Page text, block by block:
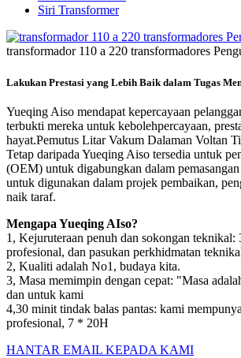
Siri Transformer
transformador 110 a 220 transformadores
Lakukan Prestasi yang Lebih Baik dalam Tugas
Yueqing Aiso mendapat kepercayaan
terbukti mereka untuk kebolehpercayaan,
hayat.Pemutus Litar Vakum Dalaman Voltan
Tetap daripada Yueqing Aiso tersedia untuk
(OEM) untuk digabungkan dalam
untuk digunakan dalam projek pembaikan,
naik taraf.
Mengapa Yueqing AIso?
1, Kejuruteraan penuh dan sokongan teknikal:
profesional, dan pasukan perkhidmatan
2, Kualiti adalah No1, budaya kita.
3, Masa memimpin dengan cepat: "Masa
dan untuk kami
4,30 minit tindak balas pantas: kami
profesional, 7 * 20H
HANTAR EMAIL KEPADA KAMI